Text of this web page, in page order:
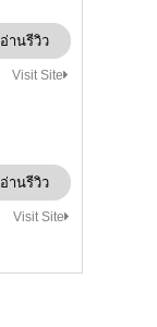
อ่านรีวิว
Visit Site
อ่านรีวิว
Visit Site